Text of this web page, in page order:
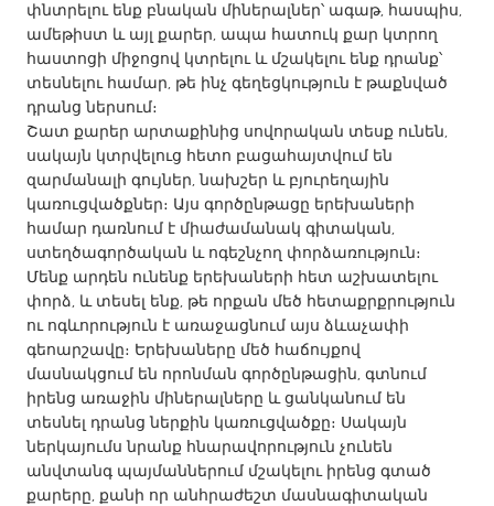
MALAYSIA
Kuala Lumpur
NETHERLANDS
Leiden
Rotterdam
Utrecht
QATAR
Qatar
SINGAPORE
Singapore
UNITED KINGDOM
Glasgow
փնտրելու ենք բնական միներալներ՝ ագաթ, հասպիս,
ամեթիստ և այլ քարեր, ապա հատուկ քար կտրող
հաստոցի միջոցով կտրելու և մշակելու ենք դրանք՝
տեսնելու համար, թե ինչ գեղեցկություն է թաքնված
դրանց ներսում։
Շատ քարեր արտաքինից սովորական տեսք ունեն,
սակայն կտրվելուց հետո բացահայտվում են
զարմանալի գույներ, նախշեր և բյուրեղային
կառուցվածքներ։ Այս գործընթացը երեխաների
համար դառնում է միաժամանակ գիտական,
ստեղծագործական և ոգեշնչող փորձառություն։
Մենք արդեն ունենք երեխաների հետ աշխատելու
փորձ, և տեսել ենք, թե որքան մեծ հետաքրքրություն
ու ոգևորություն է առաջացնում այս ձևաչափի
գեոարշավը։ Երեխաները մեծ հաճույքով
մասնակցում են որոնման գործընթացին, գտնում
իրենց առաջին միներալները և ցանկանում են
տեսնել դրանց ներքին կառուցվածքը։ Սակայն
ներկայումս նրանք հնարավորություն չունեն
անվտանգ պայմաններում մշակելու իրենց գտած
քարերը, քանի որ անհրաժեշտ մասնագիտական